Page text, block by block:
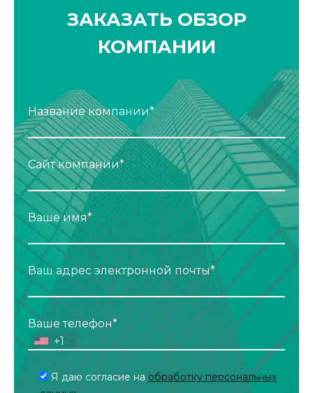
ЗАКАЗАТЬ ОБЗОР
КОМПАНИИ
Название компании*
Сайт компании*
Ваше имя*
Ваш адрес электронной почты*
Ваше телефон*
+1
Я даю согласие на обработку персональных